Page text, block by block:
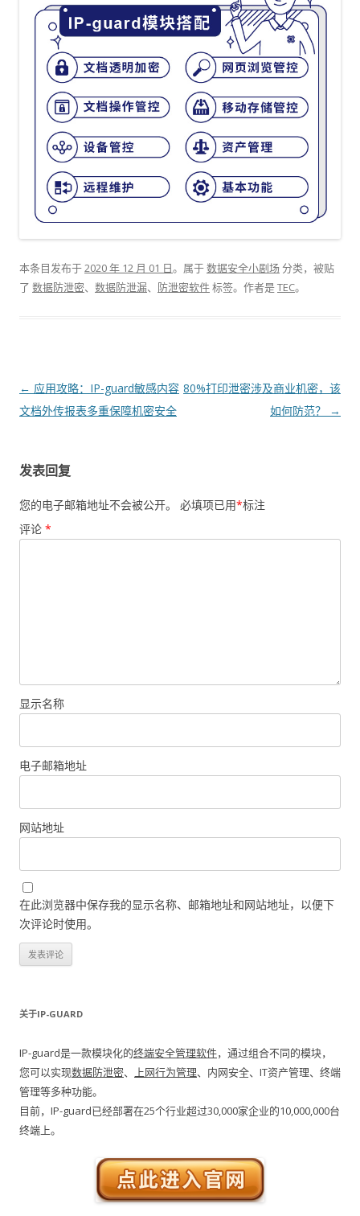
本条目发布于2020 年 12 月 01 日。属于数据安全小剧场分类，被贴
了 数据防泄密、 数据防泄漏、 防泄密软件标签。 作者是TEC。
文章导航
← 应用攻略：IP-guard敏感内容
文档外传报表多重保障机密安全
80%打印泄密涉及商业机密，该
如何防范？
→
发表回复
您的电子邮箱地址不会被公开。 必填项已用*标注
评论 *
显示名称
电子邮箱地址
网站地址
在此浏览器中保存我的显示名称、邮箱地址和网站地址，以便下
次评论时使用。
关于IP-GUARD
IP-guard是一款模块化的终端安全管理软件，通过组合不同的模块，
您可以实现数据防泄密、 上网行为管理、内网安全、IT资产管理、终端
管理等多种功能。
目前，IP-guard已经部署在25个行业超过30,000家企业的10,000,000台
终端上。